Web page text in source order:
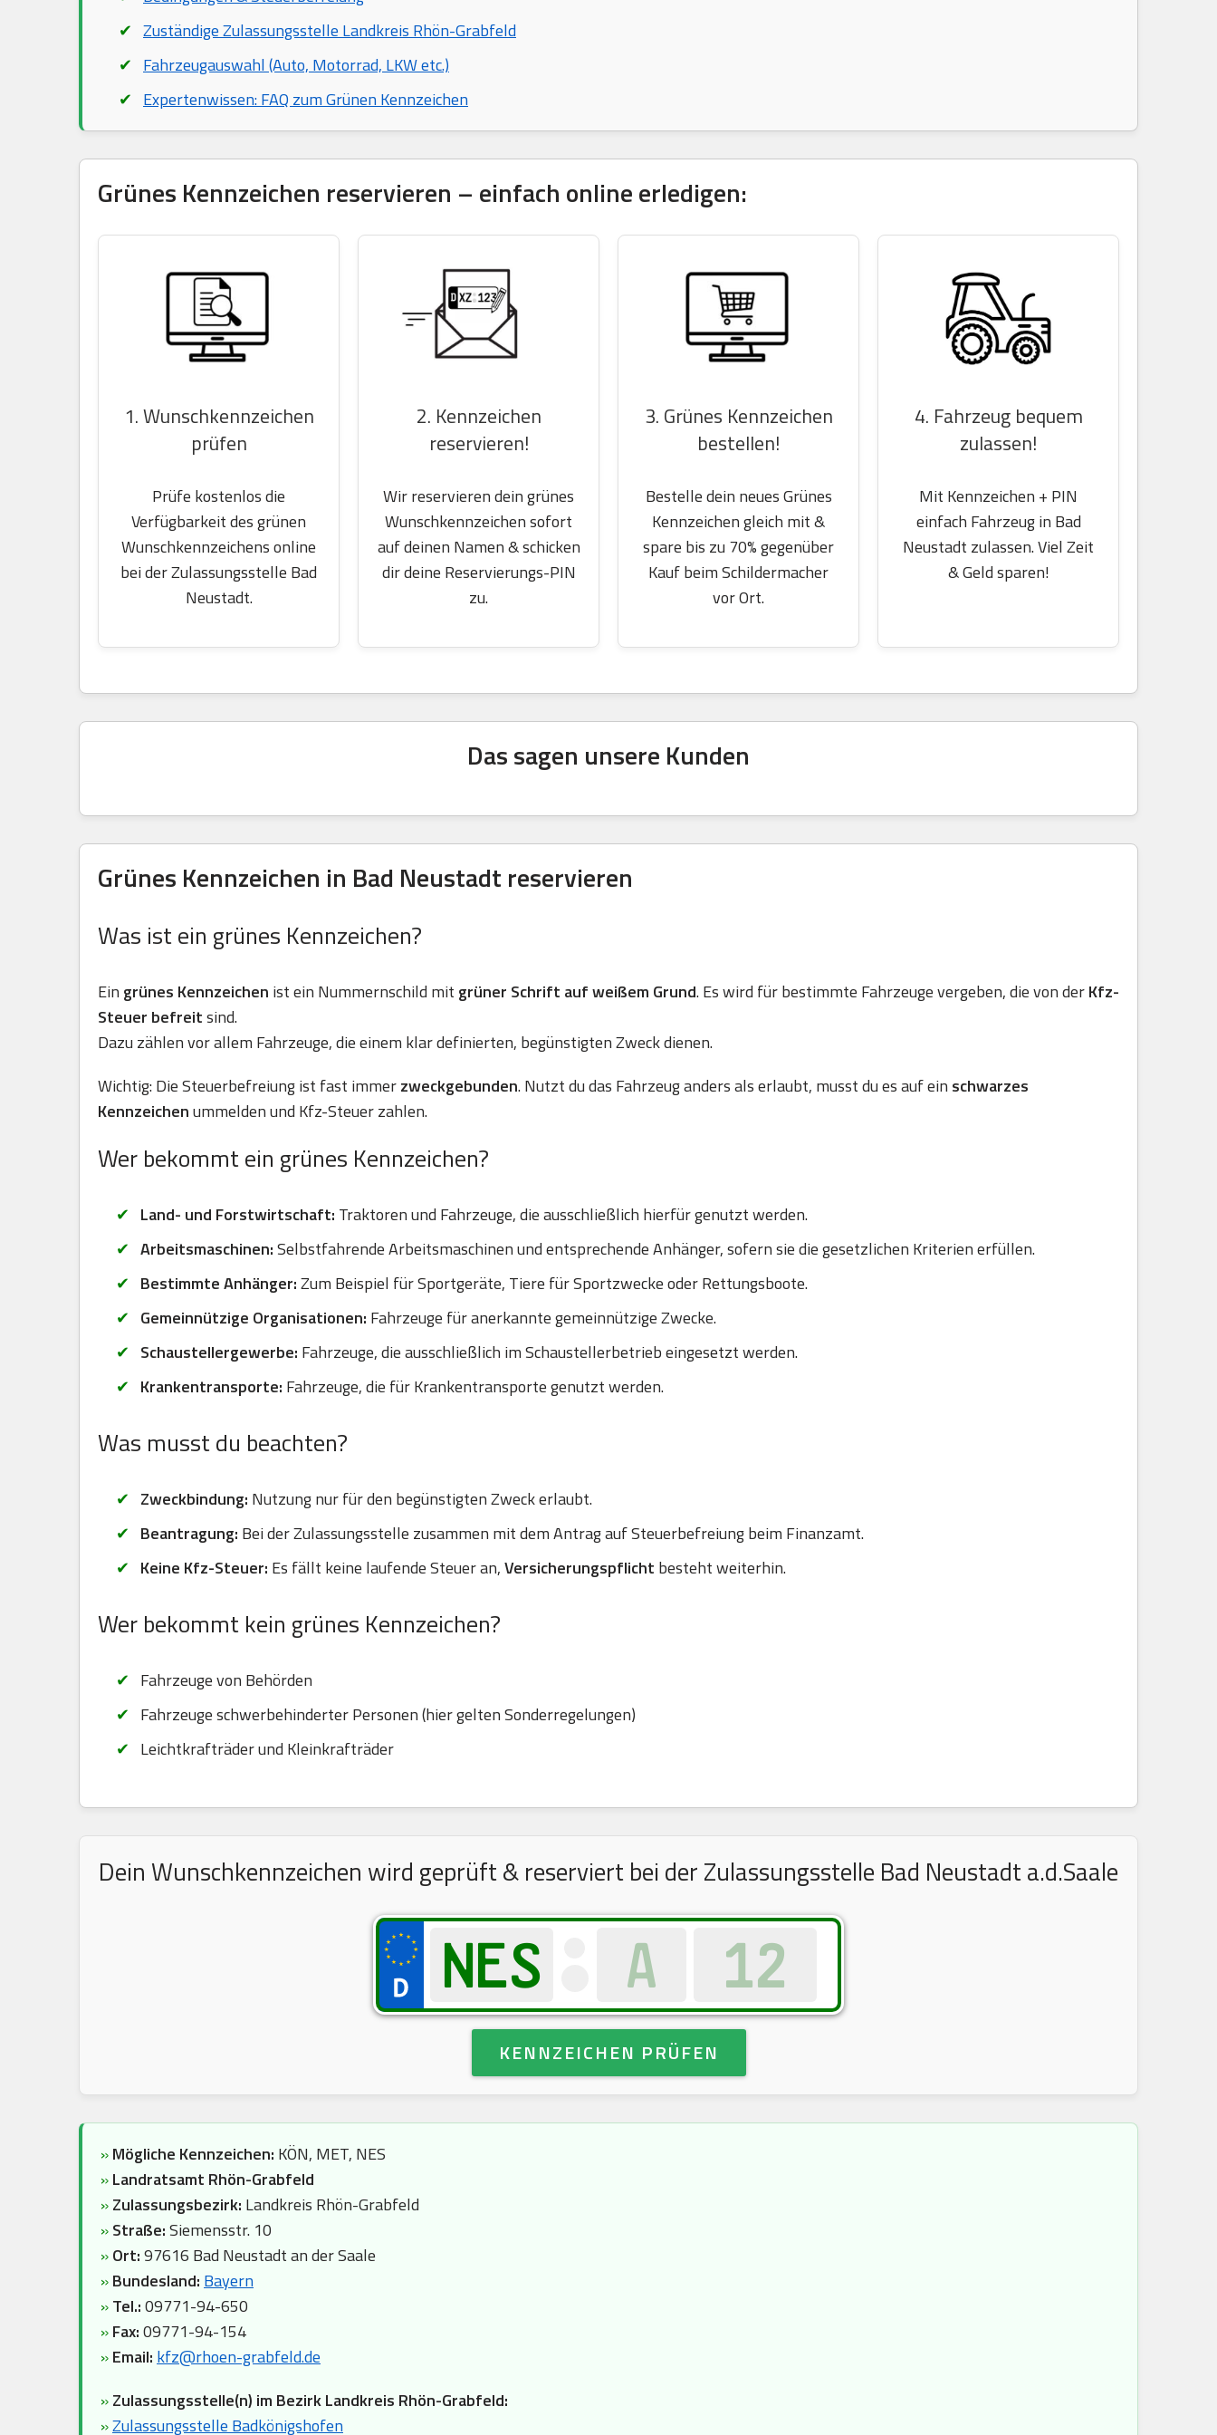
Zuständige Zulassungsstelle Landkreis Rhön-Grabfeld
Fahrzeugauswahl (Auto, Motorrad, LKW etc.)
Expertenwissen: FAQ zum Grünen Kennzeichen
Grünes Kennzeichen reservieren – einfach online erledigen:
1. Wunschkennzeichen
prüfen
Prüfe kostenlos die
Verfügbarkeit des grünen
Wunschkennzeichens online
bei der Zulassungsstelle Bad
Neustadt.
2. Kennzeichen
reservieren!
Wir reservieren dein grünes
Wunschkennzeichen sofort
auf deinen Namen & schicken
dir deine Reservierungs-PIN
zu.
3. Grünes Kennzeichen
bestellen!
Bestelle dein neues Grünes
Kennzeichen gleich mit &
spare bis zu 70% gegenüber
Kauf beim Schildermacher
vor Ort.
4. Fahrzeug bequem
zulassen!
Mit Kennzeichen + PIN
einfach Fahrzeug in Bad
Neustadt zulassen. Viel Zeit
& Geld sparen!
Das sagen unsere Kunden
Grünes Kennzeichen in Bad Neustadt reservieren
Was ist ein grünes Kennzeichen?
Ein grünes Kennzeichen ist ein Nummernschild mit grüner Schrift auf weißem Grund. Es wird für bestimmte Fahrzeuge vergeben, die von derKfz-
Steuer befreitsind.
Dazu zählen vor allem Fahrzeuge, die einem klar definierten, begünstigten Zweck dienen.
Wichtig: Die Steuerbefreiung ist fast immerzweckgebunden. Nutzt du das Fahrzeug anders als erlaubt, musst du es auf ein schwarzes
Kennzeichenummelden und Kfz-Steuer zahlen.
Wer bekommt ein grünes Kennzeichen?
Land- und Forstwirtschaft: Traktoren und Fahrzeuge, die ausschließlich hierfür genutzt werden.
Arbeitsmaschinen:Selbstfahrende Arbeitsmaschinen und entsprechende Anhänger, sofern sie die gesetzlichen Kriterien erfüllen.
Bestimmte Anhänger:Zum Beispiel für Sportgeräte, Tiere für Sportzwecke oder Rettungsboote.
Gemeinnützige Organisationen: Fahrzeuge für anerkannte gemeinnützige Zwecke.
Schaustellergewerbe: Fahrzeuge, die ausschließlich im Schaustellerbetrieb eingesetzt werden.
Krankentransporte: Fahrzeuge, die für Krankentransporte genutzt werden.
Was musst du beachten?
Zweckbindung: Nutzung nur für den begünstigten Zweck erlaubt.
Beantragung: Bei der Zulassungsstelle zusammen mit dem Antrag auf Steuerbefreiung beim Finanzamt.
Keine Kfz-Steuer: Es fällt keine laufende Steuer an,Versicherungspflicht besteht weiterhin.
Wer bekommt kein grünes Kennzeichen?
Fahrzeuge von Behörden
Fahrzeuge schwerbehinderter Personen (hier gelten Sonderregelungen)
Leichtkrafträder und Kleinkrafträder
Dein Wunschkennzeichen wird geprüft & reserviert bei der Zulassungsstelle Bad Neustadt a.d.Saale
KENNZEICHEN PRÜFEN
»Mögliche Kennzeichen: KÖN, MET, NES
»Landratsamt Rhön-Grabfeld
»Zulassungsbezirk: Landkreis Rhön-Grabfeld
»Straße:Siemensstr. 10
»Ort:97616 Bad Neustadt an der Saale
»Bundesland: Bayern
»Tel.:09771-94-650
»Fax:09771-94-154
»Email: kfz@rhoen-grabfeld.de
»Zulassungsstelle(n) im Bezirk Landkreis Rhön-Grabfeld:
»Zulassungsstelle Badkönigshofen